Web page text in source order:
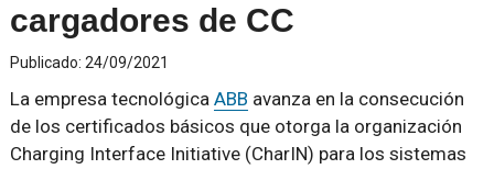
cargadores de CC
Publicado: 24/09/2021
La empresa tecnológica ABB avanza en la consecución
de los certificados básicos que otorga la organización
Charging Interface Initiative (CharIN) para los sistemas